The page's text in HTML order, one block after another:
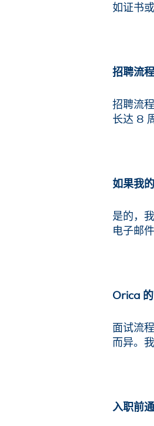
如证书
招聘流
招聘流
长达 8
如果我
是的，
电子邮
Orica 的
面试流
而异。
入职前